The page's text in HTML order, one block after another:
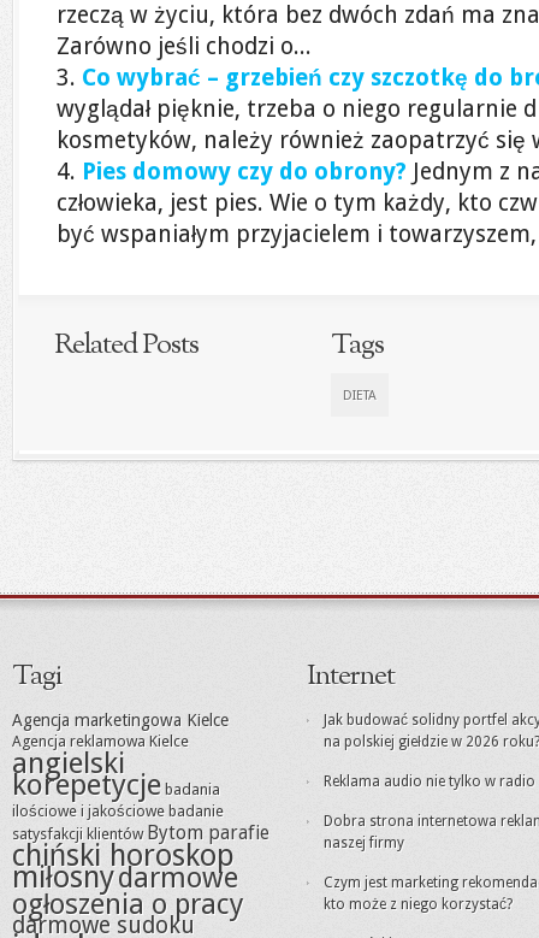
rzeczą w życiu, która bez dwóch zdań ma
Zarówno jeśli chodzi o...
Co wybrać – grzebień czy szczotkę do
wyglądał pięknie, trzeba o niego regularnie
kosmetyków, należy również zaopatrzyć się
Pies domowy czy do obrony? Jednym z
człowieka, jest pies. Wie o tym każdy, kto
być wspaniałym przyjacielem i
Related Posts Tags
DIETA
Tagi
Agencja marketingowa Kielce
Agencja reklamowa Kielce
angielski
korepetycje badania
ilościowe i jakościowe badanie
satysfakcji klientów Bytom parafie
chiński horoskop
miłosnydarmowe
ogłoszenia o pracy
darmowe sudoku
Internet
Jak budować solidny portfel
na polskiej giełdzie w 2026 roku?
Reklama audio nie tylko w radio
Dobra strona internetowa
naszej firmy
Czym jest marketing
kto może z niego korzystać?